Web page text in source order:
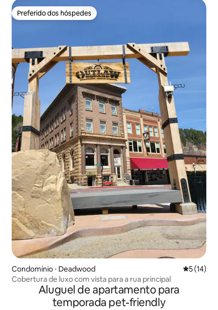
Preferido dos hóspedes
Preferido dos hóspedes
Condomínio ⋅ Deadwood 5 de uma
5 (14)
Cobertura de luxo com vista para a rua principal
Aluguel de apartamento para
temporada pet-friendly